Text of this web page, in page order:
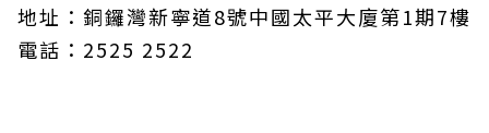
地址：銅鑼灣新寧道8號中國太平大廈第1期7樓
電話：2525 2522